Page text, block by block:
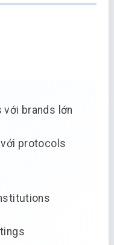
với brands lớn
protocols